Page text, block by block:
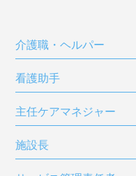
介護職・ヘルパー
看護助手
主任ケアマネジャー
施設長